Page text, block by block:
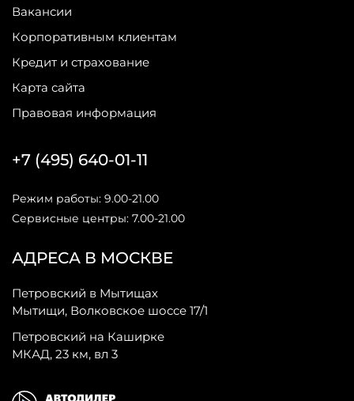
Вакансии
Корпоративным клиентам
Кредит и страхование
Карта сайта
Правовая информация
АДРЕСА В МОСКВЕ
Петровский в Мытищах
Мытищи, Волковское шоссе 17/1
Петровский на Каширке
МКАД, 23 км, вл 3
+7 (495) 640-01-11
Режим работы: 9.00-21.00
Сервисные центры: 7.00-21.00